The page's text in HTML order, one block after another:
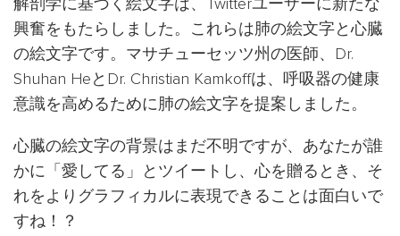
興奮をもたらしました。これらは肺の絵文字と心臓
の絵文字です。マサチューセッツ州の医師、Dr.
Shuhan HeとDr. Christian Kamkoffは、呼吸器の健康
意識を高めるために肺の絵文字を提案しました。
心臓の絵文字の背景はまだ不明ですが、あなたが誰
かに「愛してる」とツイートし、心を贈るとき、そ
れをよりグラフィカルに表現できることは面白いで
すね！？